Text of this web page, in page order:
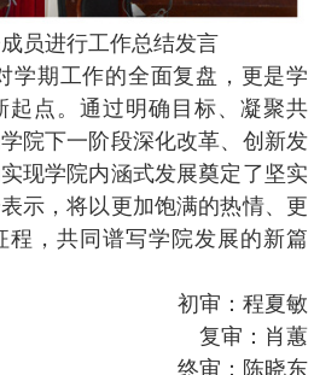
员进行工作总结发言
学期工作的全面复盘，更是学
起点。通过明确目标、凝聚共
院下一阶段深化改革、创新发
现学院内涵式发展奠定了坚实
示，将以更加饱满的热情、更
程，共同谱写学院发展的新篇
初审：程夏敏
复审：肖蕙
终审：陈晓东